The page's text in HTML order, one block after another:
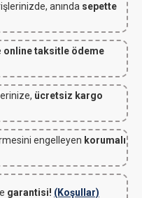
anında sepette
online taksitle ödeme
ücretsiz kargo
engelleyen korumalı
garantisi! (Koşullar)